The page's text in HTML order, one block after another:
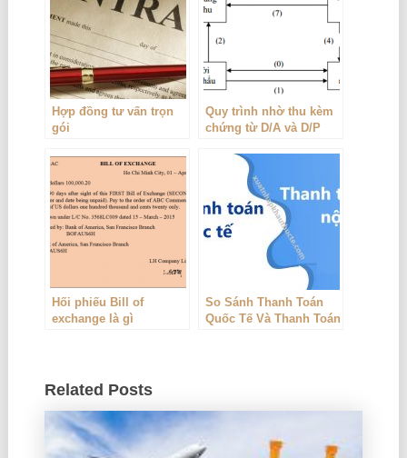
Hợp đồng tư vấn trọn
gói
Quy trình nhờ thu kèm
chứng từ D/A và D/P
Hối phiếu Bill of
exchange là gì
So Sánh Thanh Toán
Quốc Tế Và Thanh Toán
Related Posts